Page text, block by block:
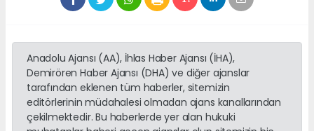
Anadolu Ajansı (AA), İhlas Haber Ajansı (İHA),
Demirören Haber Ajansı (DHA) ve diğer ajanslar
tarafından eklenen tüm haberler, sitemizin
editörlerinin müdahalesi olmadan ajans kanallarından
çekilmektedir. Bu haberlerde yer alan hukuki